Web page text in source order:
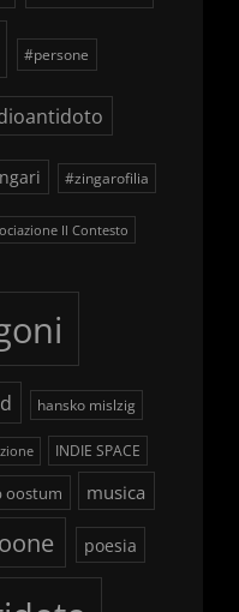
#persone
#zingarofilia
Il Contesto
hansko mislzig
INDIE SPACE
oostum musica
poesia